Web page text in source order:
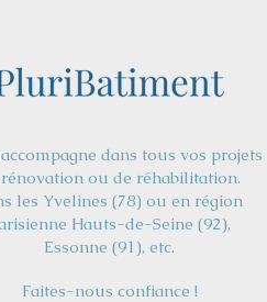
dans tous vos projets
ou de réhabilitation.
les Yvelines (78) ou en région
Hauts-de-Seine (92),
Essonne (91), etc.
Faites-nous confiance !